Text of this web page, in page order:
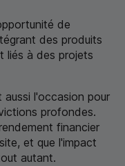
de
des produits
liés à des projets
aussi l'occasion pour
profondes.
financier
et que l'impact
autant.